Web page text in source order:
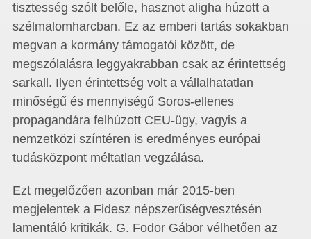
tisztesség szólt belőle, hasznot aligha húzott a
szélmalomharcban. Ez az emberi tartás sokakban
megvan a kormány támogatói között, de
megszólalásra leggyakrabban csak az érintettség
sarkall. Ilyen érintettség volt a vállalhatatlan
minőségű és mennyiségű Soros-ellenes
propagandára felhúzott CEU-ügy, vagyis a
nemzetközi színtéren is eredményes európai
tudásközpont méltatlan vegzálása.
Ezt megelőzően azonban már 2015-ben
megjelentek a Fidesz népszerűségvesztésén
lamentáló kritikák. G. Fodor Gábor vélhetően az